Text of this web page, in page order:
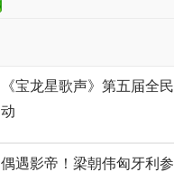
《宝龙星歌声》第五届全
动
偶遇影帝！梁朝伟匈牙利